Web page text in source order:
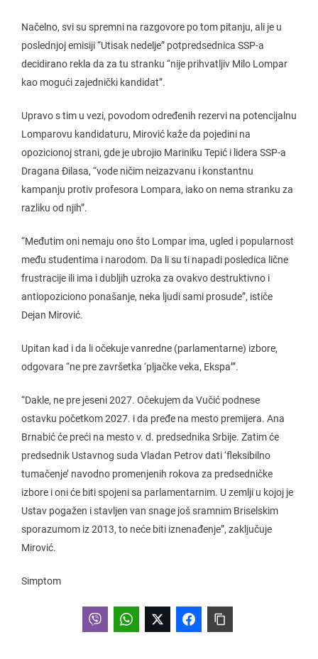
Načelno, svi su spremni na razgovore po tom pitanju, ali je u
poslednjoj emisiji “Utisak nedelje” potpredsednica SSP-a
decidirano rekla da za tu stranku “nije prihvatljiv Milo Lompar
kao mogući zajednički kandidat”.
Upravo s tim u vezi, povodom određenih rezervi na potencijalnu
Lomparovu kandidaturu, Mirović kaže da pojedini na
opozicionoj strani, gde je ubrojio Mariniku Tepić i lidera SSP-a
Dragana Đilasa, “vode ničim neizazvanu i konstantnu
kampanju protiv profesora Lompara, iako on nema stranku za
razliku od njih”.
“Međutim oni nemaju ono što Lompar ima, ugled i popularnost
među studentima i narodom. Da li su ti napadi posledica lične
frustracije ili ima i dubljih uzroka za ovakvo destruktivno i
antiopoziciono ponašanje, neka ljudi sami prosude”, ističe
Dejan Mirović.
Upitan kad i da li očekuje vanredne (parlamentarne) izbore,
odgovara “ne pre završetka ‘pljačke veka, Ekspa’”.
“Dakle, ne pre jeseni 2027. Očekujem da Vučić podnese
ostavku početkom 2027. i da pređe na mesto premijera. Ana
Brnabić će preći na mesto v. d. predsednika Srbije. Zatim će
predsednik Ustavnog suda Vladan Petrov dati ‘fleksibilno
tumačenje’ navodno promenjenih rokova za predsedničke
izbore i oni će biti spojeni sa parlamentarnim. U zemlji u kojoj je
Ustav pogažen i stavljen van snage još sramnim Briselskim
sporazumom iz 2013, to neće biti iznenađenje”, zaključuje
Mirović.
Simptom